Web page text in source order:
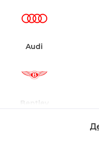
Audi
Bentley